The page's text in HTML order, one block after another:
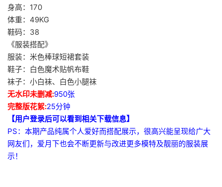
身高：170
体重：49KG
鞋码：38
《服装搭配》
服装：米色棒球短裙套装
鞋子：白色魔术贴帆布鞋
袜子：小白袜、白色小腿袜
无水印未删减:950张
完整版花絮:25分钟
【用户登录后可以看到相关下载信息】
PS：本期产品纯属个人爱好而搭配展示，很高兴能呈现给广大
网友们，爱月下也会不断更新与改进更多模特及靓丽的服装展
示！